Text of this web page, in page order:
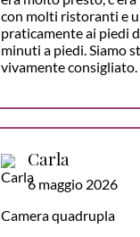
con molti ristoranti e
praticamente ai piedi
minuti a piedi. Siamo
vivamente
Carla
6 maggio 2026
Camera quadrupla